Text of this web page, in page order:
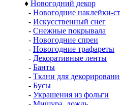
♦ Новогодний декор
- Новогодние наклейки-
- Искусственный снег
- Снежные покрывала
- Новогодние спреи
- Новогодние трафареты
- Декоративные ленты
- Банты
- Ткани для
- Бусы
- Украшения из фольги